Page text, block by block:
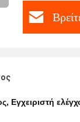
, Εγχειριστή